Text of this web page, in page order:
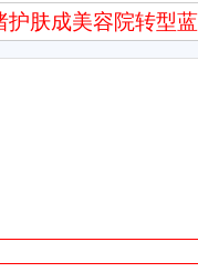
肤成美容院转型